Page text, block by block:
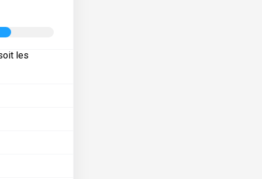
les